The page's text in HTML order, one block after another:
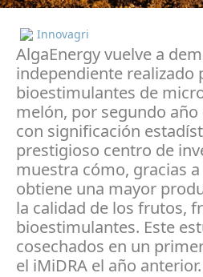
Innovagri
AlgaEnergy vuelve a
independiente realizado
bioestimulantes de
melón, por segundo
con significación
prestigioso centro de
muestra cómo, gracias
obtiene una mayor
la calidad de los frutos,
bioestimulantes. Este
cosechados en un
el iMiDRA el año anterior.